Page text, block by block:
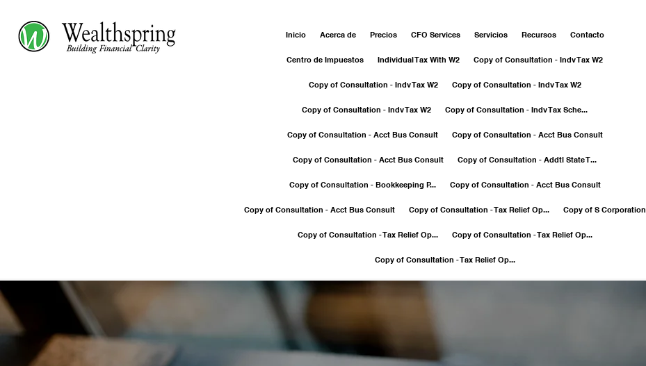
Inicio Acerca de Precios CFO Services Servicios Recursos Contacto
Centro de Impuestos Individual Tax With W2 Copy of Consultation - Indv Tax W2
Copy of Consultation - Indv Tax W2 Copy of Consultation - Indv Tax W2
Copy of Consultation - Indv Tax W2 Copy of Consultation - Indv Tax Sche...
Copy of Consultation - Acct Bus Consult Copy of Consultation - Acct Bus Consult
Copy of Consultation - Acct Bus Consult Copy of Consultation - Addtl State T...
Copy of Consultation - Bookkeeping P... Copy of Consultation - Acct Bus Consult
Copy of Consultation - Acct Bus Consult Copy of Consultation - Tax Relief Op... Copy of S Corporation
Copy of Consultation - Tax Relief Op... Copy of Consultation - Tax Relief Op...
Copy of Consultation - Tax Relief Op...